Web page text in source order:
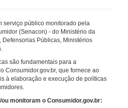
serviço público monitorado pela
(Senacon) - do Ministério da
Públicas, Ministérios
são fundamentais para a
Consumidor.gov.br, que fornece ao
à elaboração e execução de políticas
monitoram o Consumidor.gov.br: